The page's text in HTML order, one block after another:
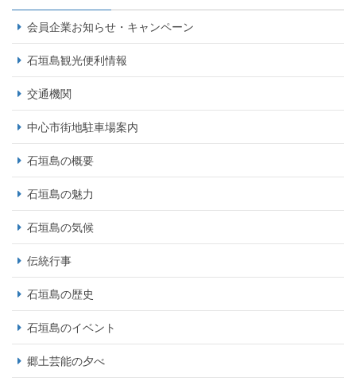
会員企業お知らせ・キャンペーン
石垣島観光便利情報
交通機関
中心市街地駐車場案内
石垣島の概要
石垣島の魅力
石垣島の気候
伝統行事
石垣島の歴史
石垣島のイベント
郷土芸能の夕べ